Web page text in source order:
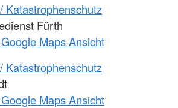
Katastrophenschutz
Fürth
Maps Ansicht
Katastrophenschutz
Maps Ansicht